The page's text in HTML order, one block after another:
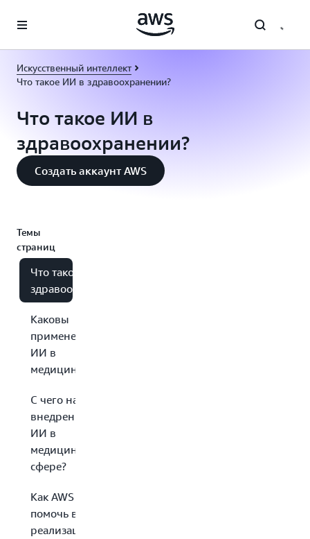
Перейти к главному контенту
Искусственный интеллект
Что такое ИИ в здравоохранении?
Что такое ИИ в
здравоохранении?
Создать аккаунт AWS
Темы
страниц
Что такое ИИ в
здравоохранении?
Каковы
применения
ИИ в
медицине?
С чего начать
внедрение
ИИ в
медицинской
сфере?
Как AWS может
помочь в
реализации ИИ в